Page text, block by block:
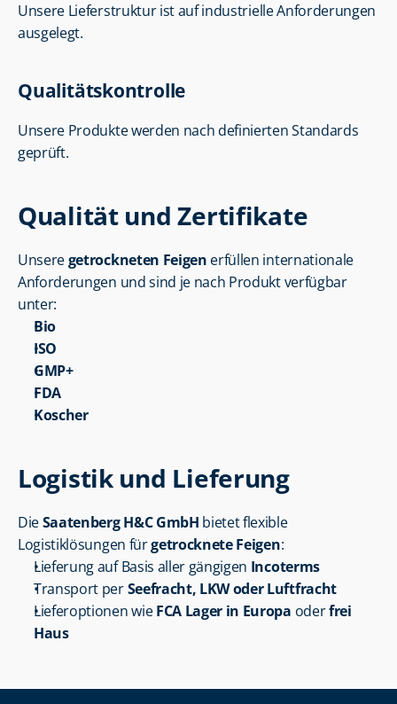
Unsere Lieferstruktur ist auf industrielle Anforderungen
ausgelegt.
Qualitätskontrolle
Unsere Produkte werden nach definierten Standards
geprüft.
Qualität und Zertifikate
Unsere getrockneten Feigen erfüllen internationale
Anforderungen und sind je nach Produkt verfügbar
unter:
Bio
ISO
GMP+
FDA
Koscher
Logistik und Lieferung
Die Saatenberg H&C GmbH bietet flexible
Logistiklösungen für getrocknete Feigen:
Lieferung auf Basis aller gängigen Incoterms
Transport per Seefracht, LKW oder Luftfracht
Lieferoptionen wie FCA Lager in Europa oder frei
Haus